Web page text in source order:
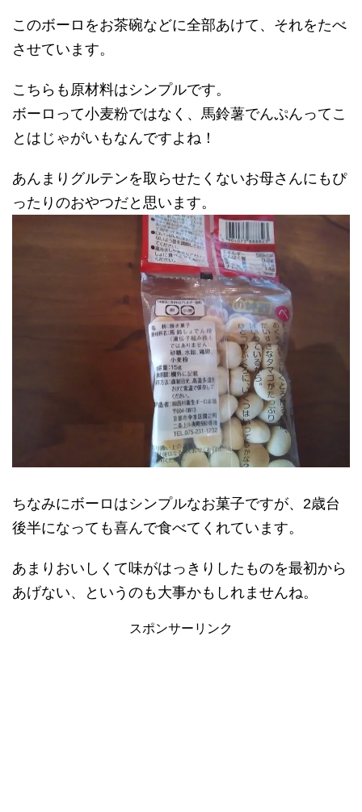
このボーロをお茶碗などに全部あけて、それをたべ
させています。
こちらも原材料はシンプルです。
ボーロって小麦粉ではなく、馬鈴薯でんぷんってこ
とはじゃがいもなんですよね！
あんまりグルテンを取らせたくないお母さんにもぴ
ったりのおやつだと思います。
ちなみにボーロはシンプルなお菓子ですが、2歳台
後半になっても喜んで食べてくれています。
あまりおいしくて味がはっきりしたものを最初から
あげない、というのも大事かもしれませんね。
スポンサーリンク